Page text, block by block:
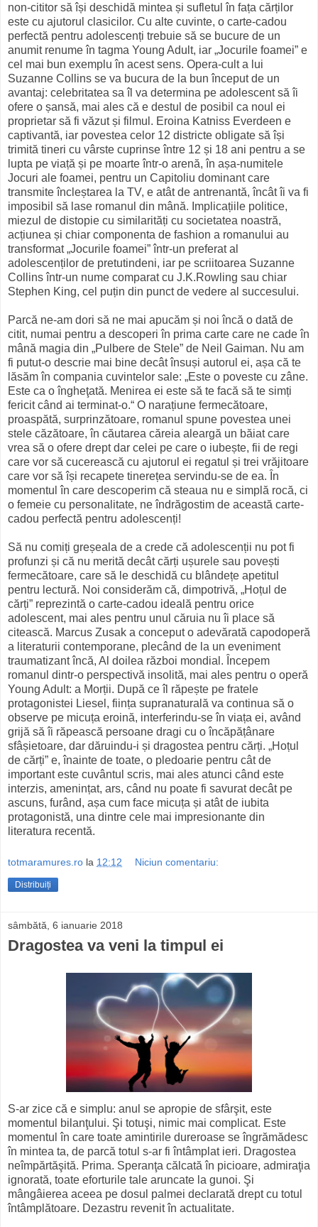
non-cititor să își deschidă mintea și sufletul în fața cărților
este cu ajutorul clasicilor. Cu alte cuvinte, o carte-cadou
perfectă pentru adolescenți trebuie să se bucure de un
anumit renume în tagma Young Adult, iar „Jocurile foamei” e
cel mai bun exemplu în acest sens. Opera-cult a lui
Suzanne Collins se va bucura de la bun început de un
avantaj: celebritatea sa îl va determina pe adolescent să îi
ofere o șansă, mai ales că e destul de posibil ca noul ei
proprietar să fi văzut și filmul. Eroina Katniss Everdeen e
captivantă, iar povestea celor 12 districte obligate să își
trimită tineri cu vârste cuprinse între 12 și 18 ani pentru a se
lupta pe viață și pe moarte într-o arenă, în așa-numitele
Jocuri ale foamei, pentru un Capitoliu dominant care
transmite încleștarea la TV, e atât de antrenantă, încât îi va fi
imposibil să lase romanul din mână. Implicațiile politice,
miezul de distopie cu similarități cu societatea noastră,
acțiunea și chiar componenta de fashion a romanului au
transformat „Jocurile foamei” într-un preferat al
adolescenților de pretutindeni, iar pe scriitoarea Suzanne
Collins într-un nume comparat cu J.K.Rowling sau chiar
Stephen King, cel puțin din punct de vedere al succesului.
Parcă ne-am dori să ne mai apucăm și noi încă o dată de
citit, numai pentru a descoperi în prima carte care ne cade în
mână magia din „Pulbere de Stele” de Neil Gaiman. Nu am
fi putut-o descrie mai bine decât însuși autorul ei, așa că te
lăsăm în compania cuvintelor sale: „Este o poveste cu zâne.
Este ca o îngheţată. Menirea ei este să te facă să te simți
fericit când ai terminat-o.“ O narațiune fermecătoare,
proaspătă, surprinzătoare, romanul spune povestea unei
stele căzătoare, în căutarea căreia aleargă un băiat care
vrea să o ofere drept dar celei pe care o iubește, fii de regi
care vor să cucerească cu ajutorul ei regatul și trei vrăjitoare
care vor să își recapete tinerețea servindu-se de ea. În
momentul în care descoperim că steaua nu e simplă rocă, ci
o femeie cu personalitate, ne îndrăgostim de această carte-
cadou perfectă pentru adolescenți!
Să nu comiți greșeala de a crede că adolescenții nu pot fi
profunzi și că nu merită decât cărți ușurele sau povești
fermecătoare, care să le deschidă cu blândețe apetitul
pentru lectură. Noi considerăm că, dimpotrivă, „Hoțul de
cărți” reprezintă o carte-cadou ideală pentru orice
adolescent, mai ales pentru unul căruia nu îi place să
citească. Marcus Zusak a conceput o adevărată capodoperă
a literaturii contemporane, plecând de la un eveniment
traumatizant încă, Al doilea război mondial. Începem
romanul dintr-o perspectivă insolită, mai ales pentru o operă
Young Adult: a Morții. După ce îl răpește pe fratele
protagonistei Liesel, ființa supranaturală va continua să o
observe pe micuța eroină, interferindu-se în viața ei, având
grijă să îi răpească persoane dragi cu o încăpățânare
sfâșietoare, dar dăruindu-i și dragostea pentru cărți. „Hoțul
de cărți” e, înainte de toate, o pledoarie pentru cât de
important este cuvântul scris, mai ales atunci când este
interzis, amenințat, ars, când nu poate fi savurat decât pe
ascuns, furând, așa cum face micuța și atât de iubita
protagonistă, una dintre cele mai impresionante din
literatura recentă.
totmaramures.ro la 12:12 Niciun comentariu:
Distribuiți
sâmbătă, 6 ianuarie 2018
Dragostea va veni la timpul ei
S-ar zice că e simplu: anul se apropie de sfârşit, este
momentul bilanţului. Şi totuşi, nimic mai complicat. Este
momentul în care toate amintirile dureroase se îngrămădesc
în mintea ta, de parcă totul s-ar fi întâmplat ieri. Dragostea
neîmpărtăşită. Prima. Speranţa călcată în picioare, admiraţia
ignorată, toate eforturile tale aruncate la gunoi. Şi
mângâierea aceea pe dosul palmei declarată drept cu totul
întâmplătoare. Dezastru revenit în actualitate.